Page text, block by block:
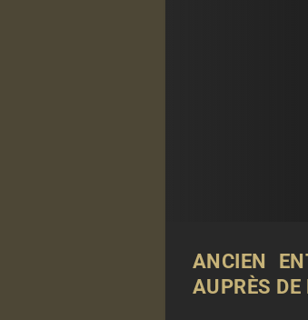
ANCIEN
AUPRÈS DE